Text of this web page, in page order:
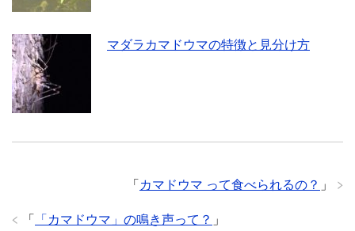
マダラカマドウマの特徴と見分け方
「 カマドウマ って食べられるの？ 」
「 「カマドウマ」の鳴き声って？ 」